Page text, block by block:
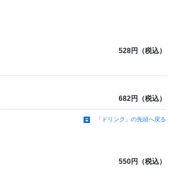
528円（税込）
682円（税込）
「ドリンク」の先頭へ戻る
550円（税込）